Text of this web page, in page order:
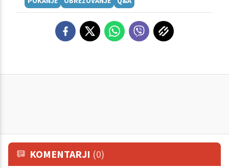
KOMENTARJI (0)